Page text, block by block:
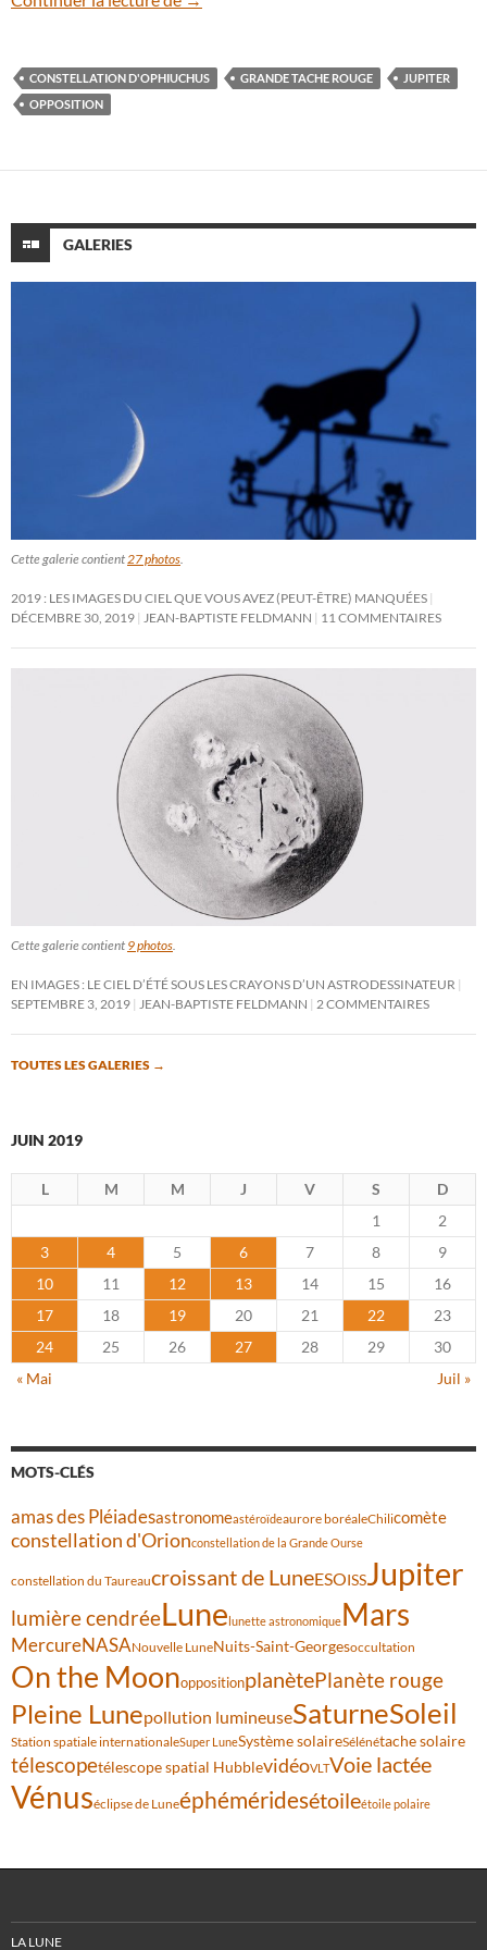
CONSTELLATION D'OPHIUCHUS GRANDE TACHE ROUGE
JUPITER
OPPOSITION
GALERIES
Cette galerie contient 27 photos
2019 : LES IMAGES DU CIEL QUE VOUS AVEZ (PEUT-ÊTRE) MANQUÉES
DÉCEMBRE 30, 2019
JEAN-BAPTISTE FELDMANN 11 COMMENTAIRES
Cette galerie contient 9 photos
EN IMAGES : LE CIEL D’ÉTÉ SOUS LES CRAYONS D’UN ASTRODESSINATEUR
SEPTEMBRE 3, 2019
JEAN-BAPTISTE FELDMANN 2 COMMENTAIRES
TOUTES LES GALERIES →
JUIN 2019
L M M J V S
D
1
2
3
4 5 6 7 8
9
10
11 12 13 14 15
16
17
18 19 20 21 22
23
24
25 26 27 28 29
30
« Mai
Juil »
MOTS-CLÉS
amas des Pléiadesastronomeastéroïdeaurore boréaleChilicomète
constellation d'Orionconstellation de la Grande Ourse
constellation du Taureaucroissant de LuneESOISSJupiter
lumière cendréeLunelunette astronomiqueMars
MercureNASANouvelle LuneNuits-Saint-Georgesoccultation
On the MoonoppositionplanètePlanète rouge
Pleine Lunepollution lumineuseSaturneSoleil
Station spatiale internationaleSuper LuneSystème solaireSélénétache solaire
télescopetélescope spatial HubblevidéoVLTVoie lactée
Vénuséclipse de Luneéphéméridesétoileétoile polaire
LA LUNE